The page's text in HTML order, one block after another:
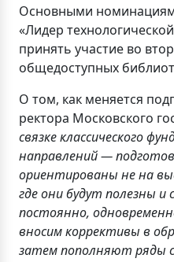
Основными
«Лидер
принять участие во
общедоступных
О том, как меняется
ректора Московского
связке классического
направлений —
ориентированы не на
где они будут полезны
постоянно,
вносим коррективы в
затем пополняют ряды